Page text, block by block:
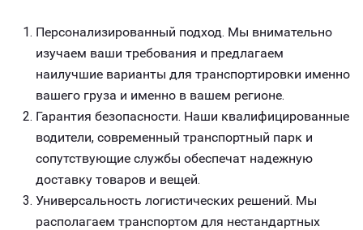
Персонализированный подход. Мы внимательно
изучаем ваши требования и предлагаем
наилучшие варианты для транспортировки именно
вашего груза и именно в вашем регионе.
Гарантия безопасности. Наши квалифицированные
водители, современный транспортный парк и
сопутствующие службы обеспечат надежную
доставку товаров и вещей.
Универсальность логистических решений. Мы
располагаем транспортом для нестандартных